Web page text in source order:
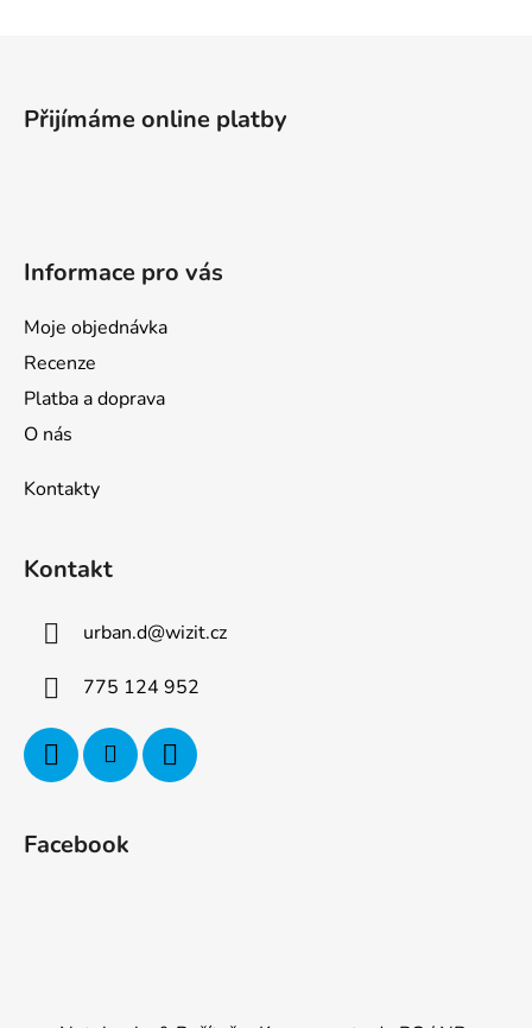
Přijímáme online platby
Informace pro vás
Moje objednávka
Recenze
Platba a doprava
O nás
Kontakty
Kontakt
urban.d@wizit.cz
775 124 952
Facebook